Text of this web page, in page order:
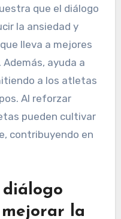
que el diálogo
la ansiedad y
lleva a mejores
ayuda a
a los atletas
Al reforzar
pueden cultivar
contribuyendo en
diálogo
la